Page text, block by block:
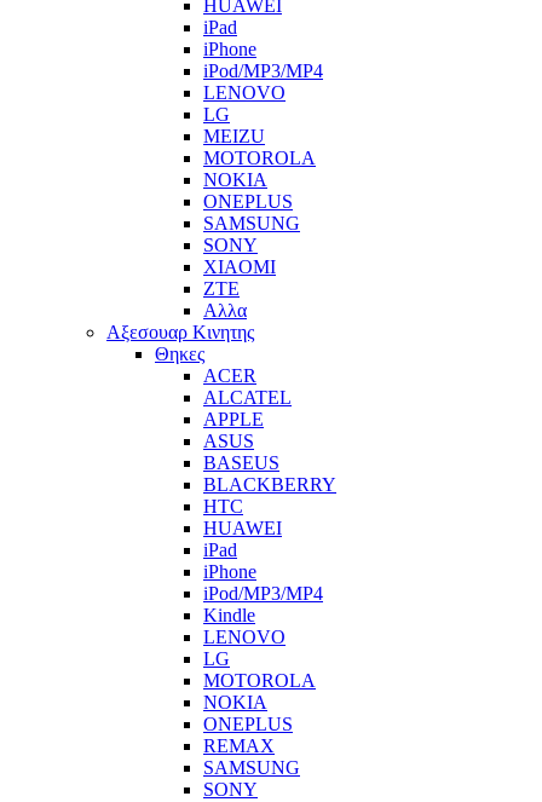
HUAWEI
iPad
iPhone
iPod/MP3/MP4
LENOVO
LG
MEIZU
MOTOROLA
NOKIA
ONEPLUS
SAMSUNG
SONY
XIAOMI
ZTE
Αλλα
Αξεσουαρ Κινητης
Θηκες
ACER
ALCATEL
APPLE
ASUS
BASEUS
BLACKBERRY
HTC
HUAWEI
iPad
iPhone
iPod/MP3/MP4
Kindle
LENOVO
LG
MOTOROLA
NOKIA
ONEPLUS
REMAX
SAMSUNG
SONY